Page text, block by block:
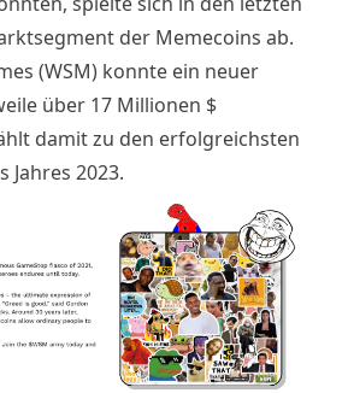
der Memecoins ab.
(WSM) konnte ein neuer
über 17 Millionen $
damit zu den erfolgreichsten
Jahres 2023.